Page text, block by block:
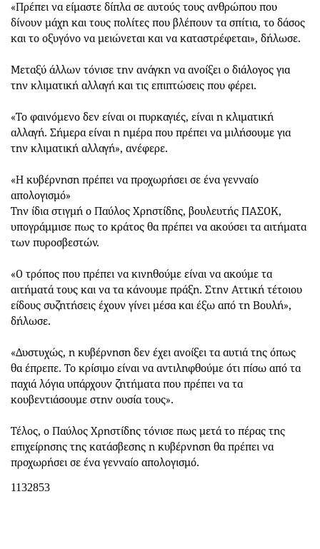
«Πρέπει να είμαστε δίπλα σε αυτούς τους ανθρώπου που
δίνουν μάχη και τους πολίτες που βλέπουν τα σπίτια, το δάσος
και το οξυγόνο να μειώνεται και να καταστρέφεται», δήλωσε.
Μεταξύ άλλων τόνισε την ανάγκη να ανοίξει ο διάλογος για
την κλιματική αλλαγή και τις επιπτώσεις που φέρει.
«Το φαινόμενο δεν είναι οι πυρκαγιές, είναι η κλιματική
αλλαγή. Σήμερα είναι η ημέρα που πρέπει να μιλήσουμε για
την κλιματική αλλαγή», ανέφερε.
«Η κυβέρνηση πρέπει να προχωρήσει σε ένα γενναίο
απολογισμό»
Την ίδια στιγμή ο Παύλος Χρηστίδης, βουλευτής ΠΑΣΟΚ,
υπογράμμισε πως το κράτος θα πρέπει να ακούσει τα αιτήματα
των πυροσβεστών.
«Ο τρόπος που πρέπει να κινηθούμε είναι να ακούμε τα
αιτήματά τους και να τα κάνουμε πράξη. Στην Αττική τέτοιου
είδους συζητήσεις έχουν γίνει μέσα και έξω από τη Βουλή»,
δήλωσε.
«Δυστυχώς, η κυβέρνηση δεν έχει ανοίξει τα αυτιά της όπως
θα έπρεπε. Το κρίσιμο είναι να αντιληφθούμε ότι πίσω από τα
παχιά λόγια υπάρχουν ζητήματα που πρέπει να τα
κουβεντιάσουμε στην ουσία τους».
Τέλος, ο Παύλος Χρηστίδης τόνισε πως μετά το πέρας της
επιχείρησης της κατάσβεσης η κυβέρνηση θα πρέπει να
προχωρήσει σε ένα γενναίο απολογισμό.